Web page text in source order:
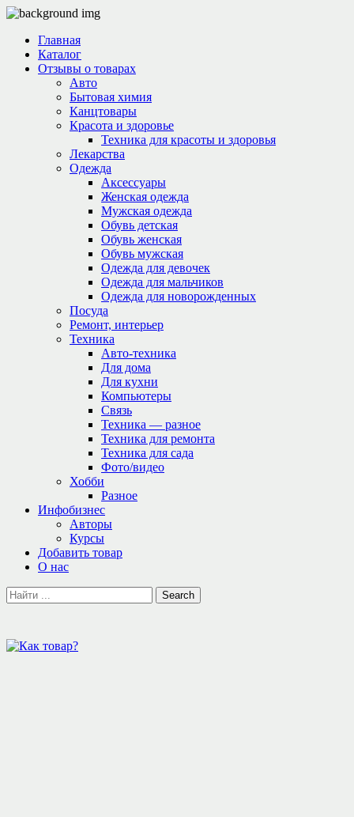
Главная
Каталог
Отзывы о товарах
Авто
Бытовая химия
Канцтовары
Красота и здоровье
Техника для красоты и здоровья
Лекарства
Одежда
Аксессуары
Женская одежда
Мужская одежда
Обувь детская
Обувь женская
Обувь мужская
Одежда для девочек
Одежда для мальчиков
Одежда для новорожденных
Посуда
Ремонт, интерьер
Техника
Авто-техника
Для дома
Для кухни
Компьютеры
Связь
Техника — разное
Техника для ремонта
Техника для сада
Фото/видео
Хобби
Разное
Инфобизнес
Авторы
Курсы
Добавить товар
О нас